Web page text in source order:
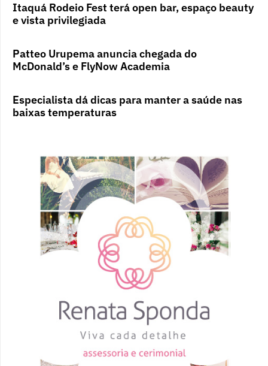
Itaquá Rodeio Fest terá open bar, espaço beauty
e vista privilegiada
Patteo Urupema anuncia chegada do
McDonald’s e FlyNow Academia
Especialista dá dicas para manter a saúde nas
baixas temperaturas